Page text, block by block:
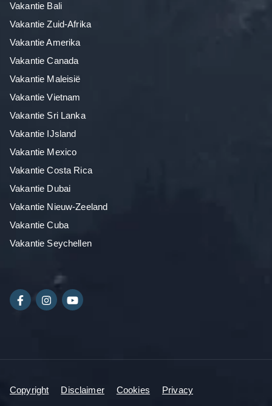
Vakantie Bali
Vakantie Zuid-Afrika
Vakantie Amerika
Vakantie Canada
Vakantie Maleisië
Vakantie Vietnam
Vakantie Sri Lanka
Vakantie IJsland
Vakantie Mexico
Vakantie Costa Rica
Vakantie Dubai
Vakantie Nieuw-Zeeland
Vakantie Cuba
Vakantie Seychellen
Copyright Disclaimer Cookies Privacy